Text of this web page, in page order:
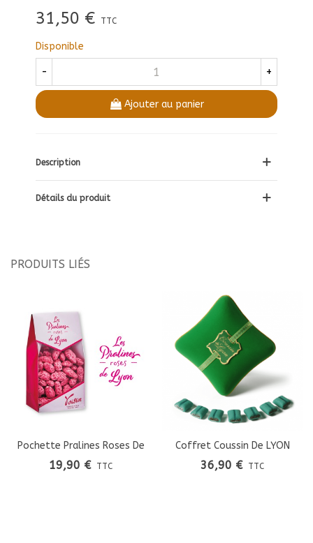
31,50 € TTC
Disponible
- +
Ajouter au panier
Description
Détails du produit
PRODUITS LIÉS
Pochette Pralines Roses De
LYON
19,90 € TTC
Coffret Coussin De LYON
36,90 € TTC